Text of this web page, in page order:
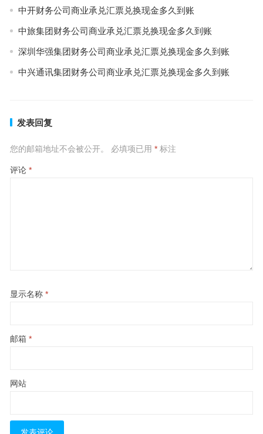
中开财务公司商业承兑汇票兑换现金多久到账
中旅集团财务公司商业承兑汇票兑换现金多久到账
深圳华强集团财务公司商业承兑汇票兑换现金多久到账
中兴通讯集团财务公司商业承兑汇票兑换现金多久到账
发表回复
您的邮箱地址不会被公开。 必填项已用 *标注
评论 *
显示名称 *
邮箱 *
网站